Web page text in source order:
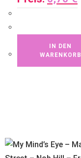
IN DEN
WARENKORB